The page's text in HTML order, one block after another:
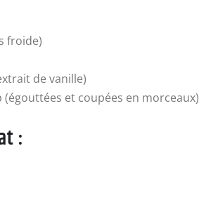
froide)
de vanille)
et coupées en morceaux)
: